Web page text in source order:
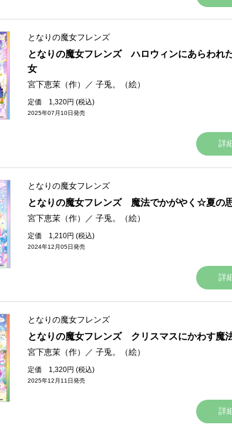
となりの魔女フレンズ
となりの魔女フレンズ ハロウィンにあらわれ
女
宮下恵茉（作） ／ 子兎。（絵）
定価 1,320円 (税込)
2025年07月10日発売
詳
となりの魔女フレンズ
となりの魔女フレンズ 魔法でかがやく☆夏の
宮下恵茉（作） ／ 子兎。（絵）
定価 1,210円 (税込)
2024年12月05日発売
詳
となりの魔女フレンズ
となりの魔女フレンズ クリスマスにかわす魔
宮下恵茉（作） ／ 子兎。（絵）
定価 1,320円 (税込)
2025年12月11日発売
詳